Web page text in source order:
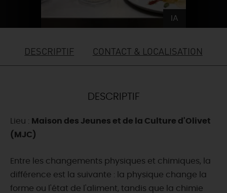
DEMAIN
CE WEEK-END
CETTE SEMAINE
IA
DESCRIPTIF CONTACT & LOCALISATION
DESCRIPTIF
Lieu : Maison des Jeunes et de la Culture d'Olivet
(MJC)
Entre les changements physiques et chimiques, la
différence est la suivante : la physique change la
forme ou l'état de l'aliment, tandis que la chimie